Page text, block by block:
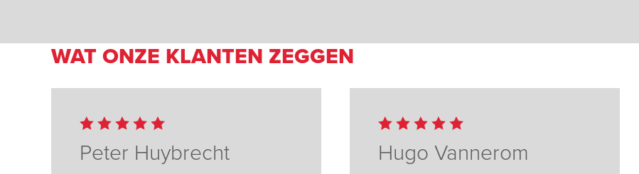
WAT ONZE KLANTEN ZEGGEN
Peter Huybrecht Hugo Vannerom